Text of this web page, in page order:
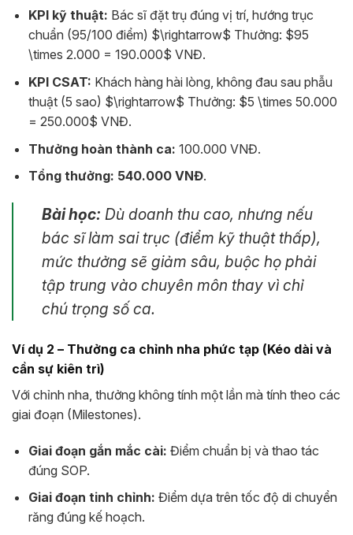
KPI kỹ thuật: Bác sĩ đặt trụ đúng vị trí, hướng trục
chuẩn (95/100 điểm) $\rightarrow$ Thưởng: $95
\times 2.000 = 190.000$ VNĐ.
KPI CSAT: Khách hàng hài lòng, không đau sau phẫu
thuật (5 sao) $\rightarrow$ Thưởng: $5 \times 50.000
= 250.000$ VNĐ.
Thưởng hoàn thành ca: 100.000 VNĐ.
Tổng thưởng: 540.000 VNĐ.
Bài học: Dù doanh thu cao, nhưng nếu
bác sĩ làm sai trục (điểm kỹ thuật thấp),
mức thưởng sẽ giảm sâu, buộc họ phải
tập trung vào chuyên môn thay vì chỉ
chú trọng số ca.
Ví dụ 2 – Thưởng ca chỉnh nha phức tạp (Kéo dài và
cần sự kiên trì)
Với chỉnh nha, thưởng không tính một lần mà tính theo các
giai đoạn (Milestones).
Giai đoạn gắn mắc cài: Điểm chuẩn bị và thao tác
đúng SOP.
Giai đoạn tinh chỉnh: Điểm dựa trên tốc độ di chuyển
răng đúng kế hoạch.